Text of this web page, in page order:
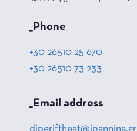
_Phone
+30 26510 25 670
+30 26510 73 233
_Email address
diperiftheat@ioannina.gr